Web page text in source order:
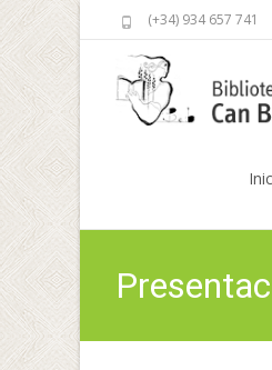
(+34) 934 657 741